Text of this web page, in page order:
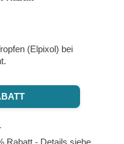
(Elpixol) bei